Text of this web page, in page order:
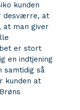
kunden
desværre, at
at man giver
er stort
en indtjening
samtidig så
kunden at